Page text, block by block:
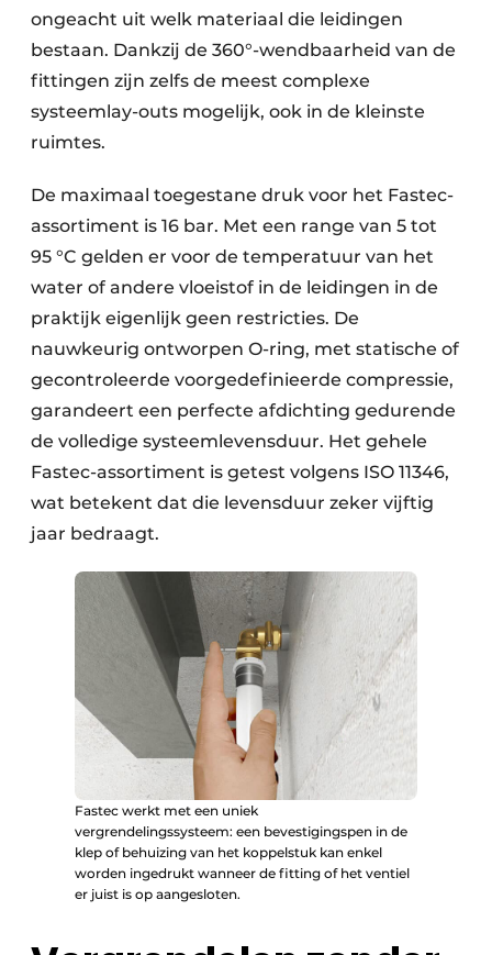
ongeacht uit welk materiaal die leidingen
bestaan. Dankzij de 360°-wendbaarheid van de
fittingen zijn zelfs de meest complexe
systeemlay-outs mogelijk, ook in de kleinste
ruimtes.
De maximaal toegestane druk voor het Fastec-
assortiment is 16 bar. Met een range van 5 tot
95 °C gelden er voor de temperatuur van het
water of andere vloeistof in de leidingen in de
praktijk eigenlijk geen restricties. De
nauwkeurig ontworpen O-ring, met statische of
gecontroleerde voorgedefinieerde compressie,
garandeert een perfecte afdichting gedurende
de volledige systeemlevensduur. Het gehele
Fastec-assortiment is getest volgens ISO 11346,
wat betekent dat die levensduur zeker vijftig
jaar bedraagt.
Fastec werkt met een uniek
vergrendelingssysteem: een bevestigingspen in de
klep of behuizing van het koppelstuk kan enkel
worden ingedrukt wanneer de fitting of het ventiel
er juist is op aangesloten.